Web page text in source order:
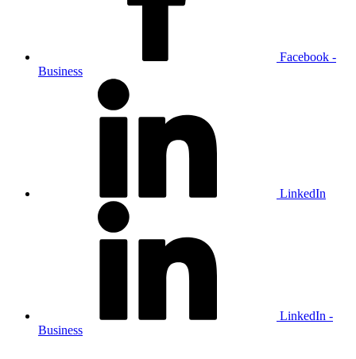
Facebook -
Business
LinkedIn
LinkedIn -
Business